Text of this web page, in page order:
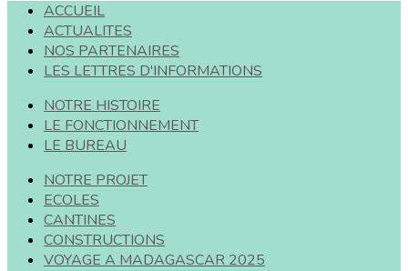
ACCUEIL
ACTUALITES
NOS PARTENAIRES
LES LETTRES D'INFORMATIONS
NOTRE HISTOIRE
LE FONCTIONNEMENT
LE BUREAU
NOTRE PROJET
ECOLES
CANTINES
CONSTRUCTIONS
VOYAGE A MADAGASCAR 2025